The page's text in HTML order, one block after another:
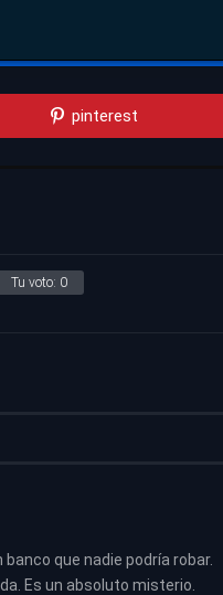
pinterest
Tu voto: 0
que nadie podría robar.
Es un absoluto misterio.